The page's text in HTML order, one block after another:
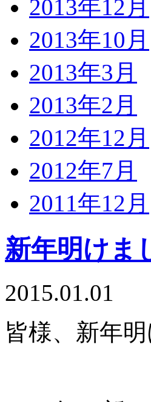
2013年12月
2013年10月
2013年3月
2013年2月
2012年12月
2012年7月
2011年12月
新年明け
2015.01.01
皆様、新年